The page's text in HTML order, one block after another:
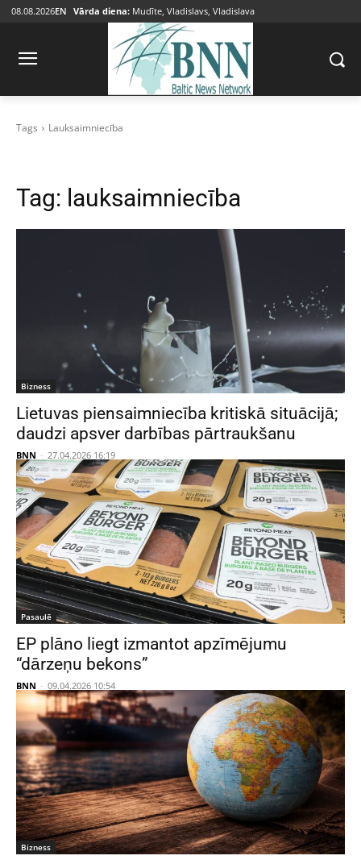
08.08.2026EN Vārda diena: Mudīte, Vladislavs, Vladislava
Tags Lauksaimniecība
Tag: lauksaimniecība
Bizness
Lietuvas piensaimniecība kritiskā situācijā;
daudzi apsver darbības pārtraukšanu
BNN - 27.04.2026 16:19
Pasaulē
EP plāno liegt izmantot apzīmējumu
“dārzeņu bekons”
BNN - 09.04.2026 10:54
Bizness